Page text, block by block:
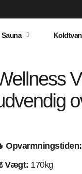
Sauna
Opvarmningstiden:
Vægt: 170kg